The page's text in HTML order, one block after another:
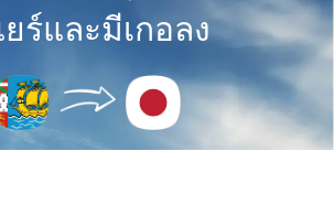
ร์และมีเกอลง